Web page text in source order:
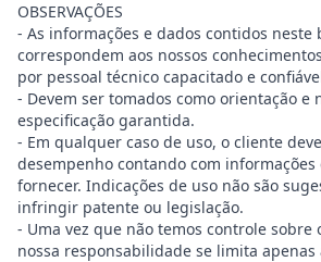
OBSERVAÇÕES
- As informações e dados contidos neste
correspondem aos nossos
por pessoal técnico capacitado e
- Devem ser tomados como orientação e
especificação garantida.
- Em qualquer caso de uso, o cliente
desempenho contando com informações
fornecer. Indicações de uso não são
infringir patente ou legislação.
- Uma vez que não temos controle sobre
nossa responsabilidade se limita apenas